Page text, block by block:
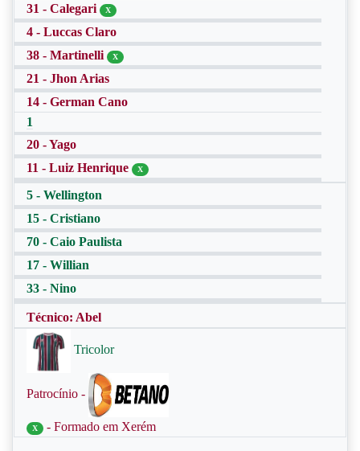
31 - Calegari
X
4 - Luccas Claro
38 - Martinelli
X
21 - Jhon Arias
14 - German Cano
1
20 - Yago
11 - Luiz Henrique
X
5 - Wellington
15 - Cristiano
70 - Caio Paulista
17 - Willian
33 - Nino
Técnico: Abel
Tricolor
Patrocínio -
X - Formado em Xerém